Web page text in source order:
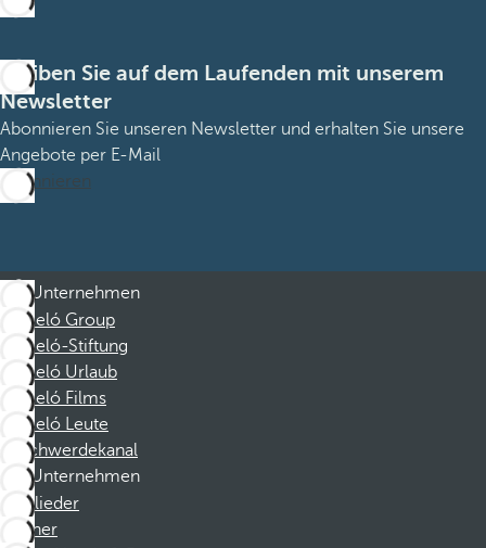
Bleiben Sie auf dem Laufenden mit unserem
Newsletter
Abonnieren Sie unseren Newsletter und erhalten Sie unsere
Angebote per E-Mail
Abonnieren
Unternehmen
Barceló Group
Barceló-Stiftung
Barceló Urlaub
Barceló Films
Barceló Leute
Beschwerdekanal
Unternehmen
Mitglieder
Partner